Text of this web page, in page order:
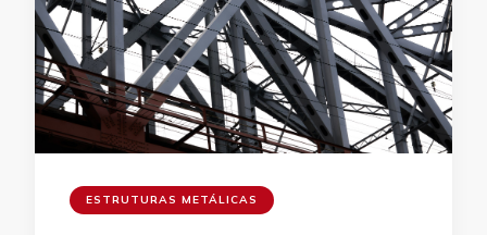
ESTRUTURAS METÁLICAS